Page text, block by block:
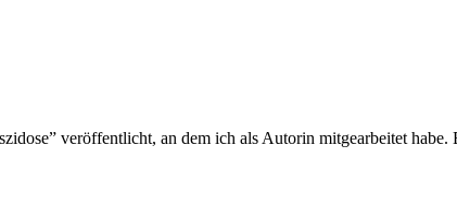
veröffentlicht, an dem ich als Autorin mitgearbeitet